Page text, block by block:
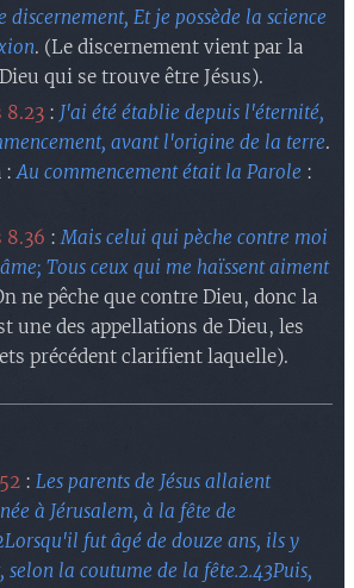
discernement, Et je possède la science
. (Le discernement vient par la
qui se trouve être Jésus).
8.23 : J'ai été établie depuis l'éternité,
avant l'origine de la terre.
:Au commencement était la Parole :
8.36 :Mais celui qui pèche contre moi
Tous ceux qui me haïssent aiment
ne pêche que contre Dieu, donc la
une des appellations de Dieu, les
précédent clarifient laquelle).
: Les parents de Jésus allaient
à Jérusalem, à la fête de
fut âgé de douze ans, ils y
selon la coutume de la fête.2.43Puis,